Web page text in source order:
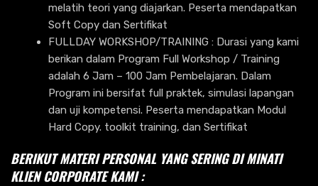
melatih teori yang diajarkan. Peserta mendapatkan
Soft Copy dan Sertifikat
FULLDAY WORKSHOP/TRAINING : Durasi yang kami
berikan dalam Program Full Workshop / Training
adalah 6 Jam – 100 Jam Pembelajaran. Dalam
Program ini bersifat full praktek, simulasi lapangan
dan uji kompetensi. Peserta mendapatkan Modul
Hard Copy. toolkit training, dan Sertifikat
BERIKUT MATERI PERSONAL YANG SERING DI MINATI
KLIEN CORPORATE KAMI :